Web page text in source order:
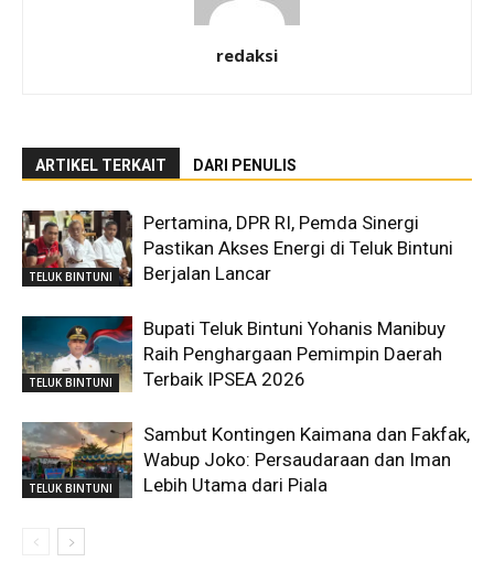
redaksi
ARTIKEL TERKAIT DARI PENULIS
TELUK BINTUNI
Pertamina, DPR RI, Pemda Sinergi
Pastikan Akses Energi di Teluk Bintuni
Berjalan Lancar
TELUK BINTUNI
Bupati Teluk Bintuni Yohanis Manibuy
Raih Penghargaan Pemimpin Daerah
Terbaik IPSEA 2026
TELUK BINTUNI
Sambut Kontingen Kaimana dan Fakfak,
Wabup Joko: Persaudaraan dan Iman
Lebih Utama dari Piala